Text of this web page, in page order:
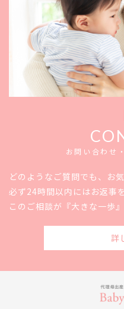
お問い合わせ
どのようなご質問でも、お
必ず24時間以内にはお返事
このご相談が『大きな一歩
詳